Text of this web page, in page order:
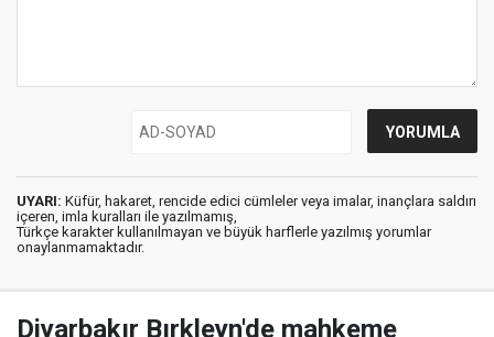
UYARI: Küfür, hakaret, rencide edici cümleler veya imalar, inançlara saldırı
içeren, imla kuralları ile yazılmamış,
Türkçe karakter kullanılmayan ve büyük harflerle yazılmış yorumlar
onaylanmamaktadır.
Diyarbakır Bırkleyn'de mahkeme